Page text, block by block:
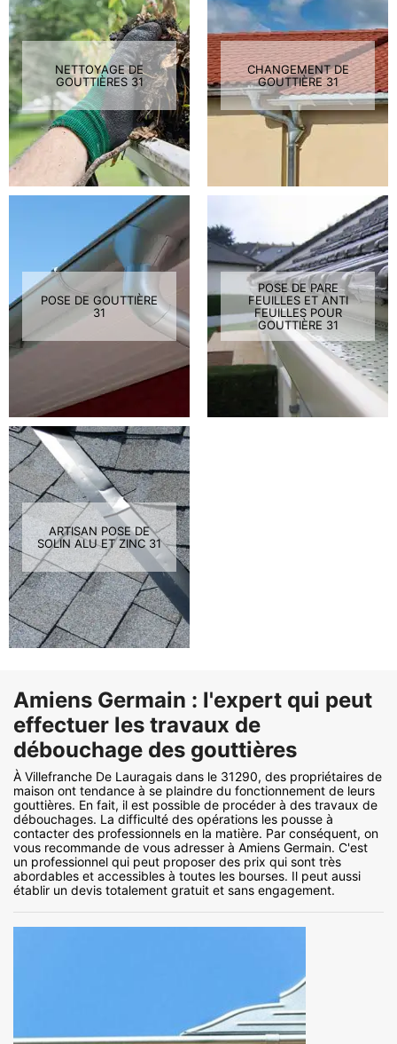
NETTOYAGE DE
GOUTTIÈRES 31
CHANGEMENT DE
GOUTTIÈRE 31
POSE DE GOUTTIÈRE
31
POSE DE PARE
FEUILLES ET ANTI
FEUILLES POUR
GOUTTIÈRE 31
ARTISAN POSE DE
SOLIN ALU ET ZINC 31
Amiens Germain : l'expert qui peut
effectuer les travaux de
débouchage des gouttières
À Villefranche De Lauragais dans le 31290, des propriétaires de
maison ont tendance à se plaindre du fonctionnement de leurs
gouttières. En fait, il est possible de procéder à des travaux de
débouchages. La difficulté des opérations les pousse à
contacter des professionnels en la matière. Par conséquent, on
vous recommande de vous adresser à Amiens Germain. C'est
un professionnel qui peut proposer des prix qui sont très
abordables et accessibles à toutes les bourses. Il peut aussi
établir un devis totalement gratuit et sans engagement.